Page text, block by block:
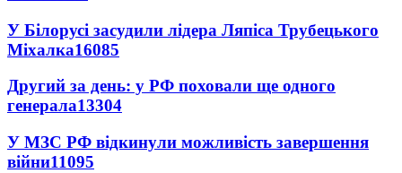
У Білорусі засудили лідера Ляпіса Трубецького
Міхалка16085
Другий за день: у РФ поховали ще одного
генерала13304
У МЗС РФ відкинули можливість завершення
війни11095